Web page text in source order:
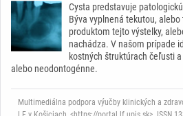
Cysta predstavuje
Býva vyplnená tekutou,
produktom tejto výstelky,
nachádza. V našom prípade
kostných štruktúrach čeľusti
alebo neodontogénne.
Multimediálna podpora výučby klinických a